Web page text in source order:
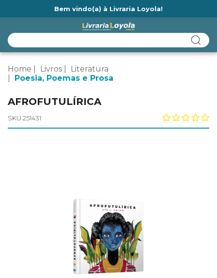
Bem vindo(a) à Livraria Loyola!
Home Livros
Literatura
Poesia, Poemas e Prosa
AFROFUTULÍRICA
SKU 251431